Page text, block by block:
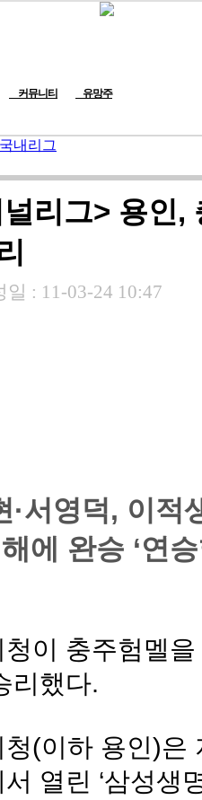
커뮤니티 유망주
국내리그
리그> 용인,
일 : 11-03-24 10:47
·서영덕, 이적
에 완승 ‘연승
청이 충주험멜
리했다.
청(이하 용인)은
열린 ‘삼성생